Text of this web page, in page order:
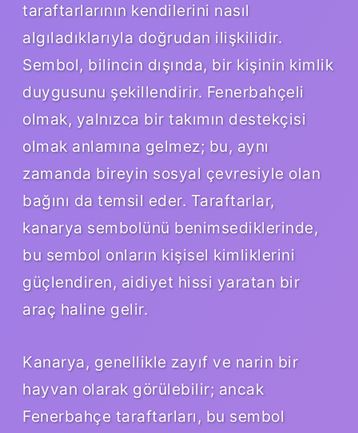
taraftarlarının kendilerini nasıl
algıladıklarıyla doğrudan ilişkilidir.
Sembol, bilincin dışında, bir kişinin kimlik
duygusunu şekillendirir. Fenerbahçeli
olmak, yalnızca bir takımın destekçisi
olmak anlamına gelmez; bu, aynı
zamanda bireyin sosyal çevresiyle olan
bağını da temsil eder. Taraftarlar,
kanarya sembolünü benimsediklerinde,
bu sembol onların kişisel kimliklerini
güçlendiren, aidiyet hissi yaratan bir
araç haline gelir.
Kanarya, genellikle zayıf ve narin bir
hayvan olarak görülebilir; ancak
Fenerbahçe taraftarları, bu sembol